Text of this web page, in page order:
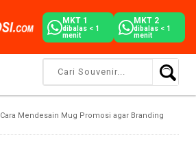
MKT 1
dibalas < 1
menit
MKT 2
dibalas < 1
menit
Cara Mendesain Mug Promosi agar Branding